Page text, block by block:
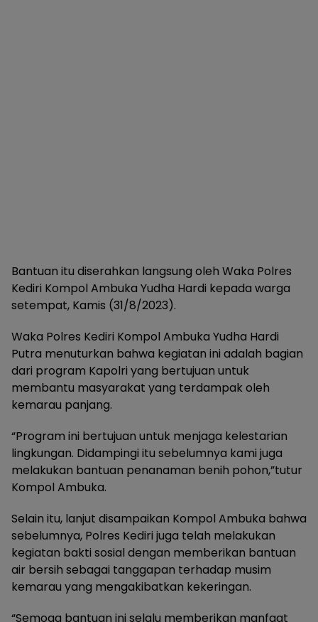
Bantuan itu diserahkan langsung oleh Waka Polres
Kediri Kompol Ambuka Yudha Hardi kepada warga
setempat, Kamis (31/8/2023).
Waka Polres Kediri Kompol Ambuka Yudha Hardi
Putra menuturkan bahwa kegiatan ini adalah bagian
dari program Kapolri yang bertujuan untuk
membantu masyarakat yang terdampak oleh
kemarau panjang.
“Program ini bertujuan untuk menjaga kelestarian
lingkungan. Didampingi itu sebelumnya kami juga
melakukan bantuan penanaman benih pohon,”tutur
Kompol Ambuka.
Selain itu, lanjut disampaikan Kompol Ambuka bahwa
sebelumnya, Polres Kediri juga telah melakukan
kegiatan bakti sosial dengan memberikan bantuan
air bersih sebagai tanggapan terhadap musim
kemarau yang mengakibatkan kekeringan.
“Semoga bantuan ini selalu memberikan manfaat